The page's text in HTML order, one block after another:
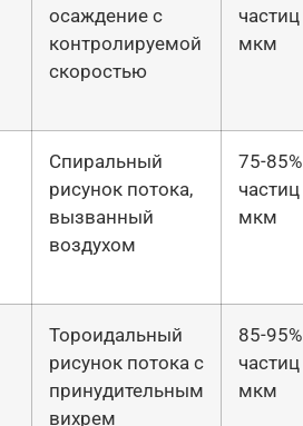
осаждение с
контролируемой
скоростью
мкм
Спиральный
рисунок потока,
вызванный
воздухом
75-
мкм
Тороидальный
рисунок потока с
принудительным
вихрем
85-
мкм